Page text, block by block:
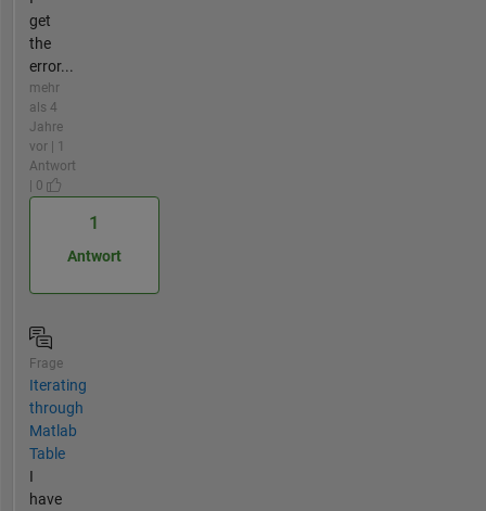
get
the
error...
mehr
als 4
Jahre
vor | 1
Antwort
| 0
1
Antwort
Frage
Iterating
through
Matlab
Table
I
have